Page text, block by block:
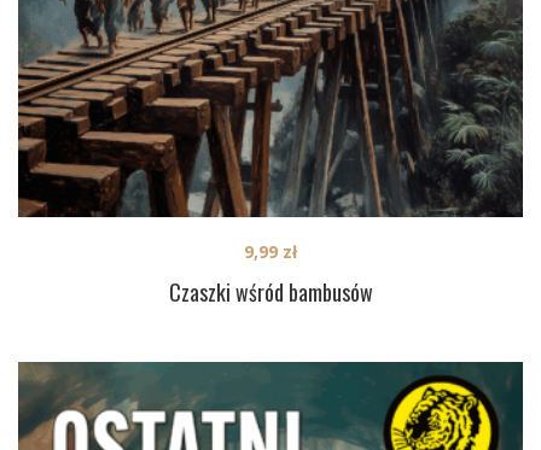
Czaszki wśród bambusów
9,99 zł